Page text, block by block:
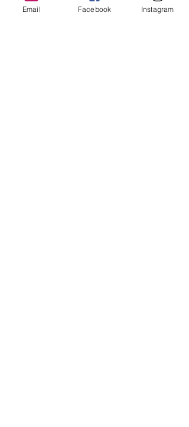
fazemos parte dessa. Quais as
Email Facebook Instagram